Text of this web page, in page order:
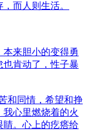
而人则生活。
来胆小的变得勇
肯动了，性子暴
和同情，希望和挣
心里燃烧着的火
睛。心上的疙瘩给